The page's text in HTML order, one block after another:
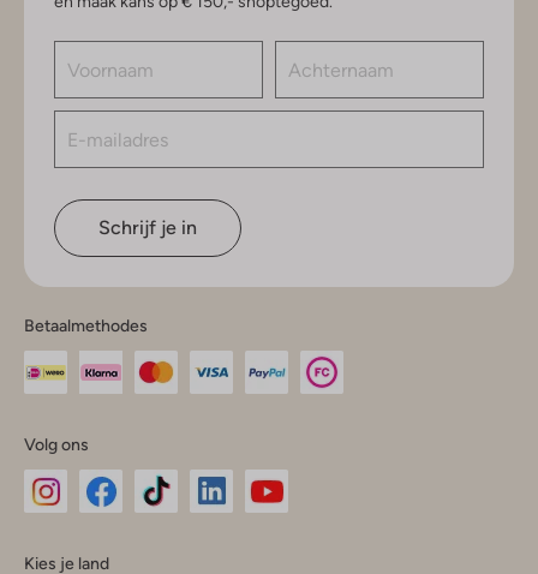
Schrijf je in
Betaalmethodes
Volg ons
Kies je land